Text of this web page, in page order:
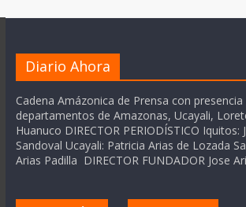
Diario Ahora
Cadena Amázonica de Prensa con presencia
departamentos de Amazonas, Ucayali,
Huanuco DIRECTOR PERIODÍSTICO Iquitos:
Sandoval Ucayali: Patricia Arias de Lozada
Arias Padilla DIRECTOR FUNDADOR Jose